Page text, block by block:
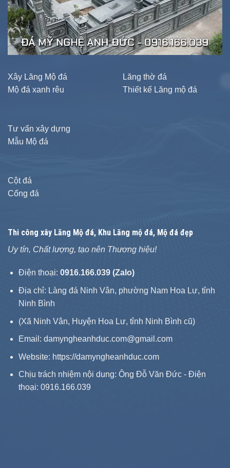
Xây Lăng Mộ đá
Mộ đá xanh rêu
Lăng thờ đá
Thiết kế Lăng mộ đá
Tư vấn xây dựng
Mẫu Mộ đá
Cột đá
Cổng đá
Thi công xây Lăng Mộ đá, Khu Lăng mộ đá, Mộ đá đẹp
Uy tín, Chất lượng, tạo nên Thương hiệu!
Điện thoại: 0916.166.039 (Zalo)
Địa chỉ: Làng đá Ninh Vân, phường Nam Hoa Lư, tỉnh
Ninh Bình
(Xã Ninh Vân, Huyện Hoa Lư, tỉnh Ninh Bình cũ)
Email: damyngheanhduc.com@gmail.com
Website: https://damyngheanhduc.com
Chịu trách nhiệm nội dung: Ông Đỗ Văn Đức - Điện
thoại: 0916.166.039